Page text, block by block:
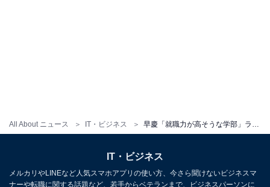
All About ニュース IT・ビジネス
IT・ビジネス
メルカリやLINEなど人気スマホアプリの使い方、今さら聞けないビジネスマ
ナーや転職に関する話題など、若手からベテランまで、ビジネスパーソンに